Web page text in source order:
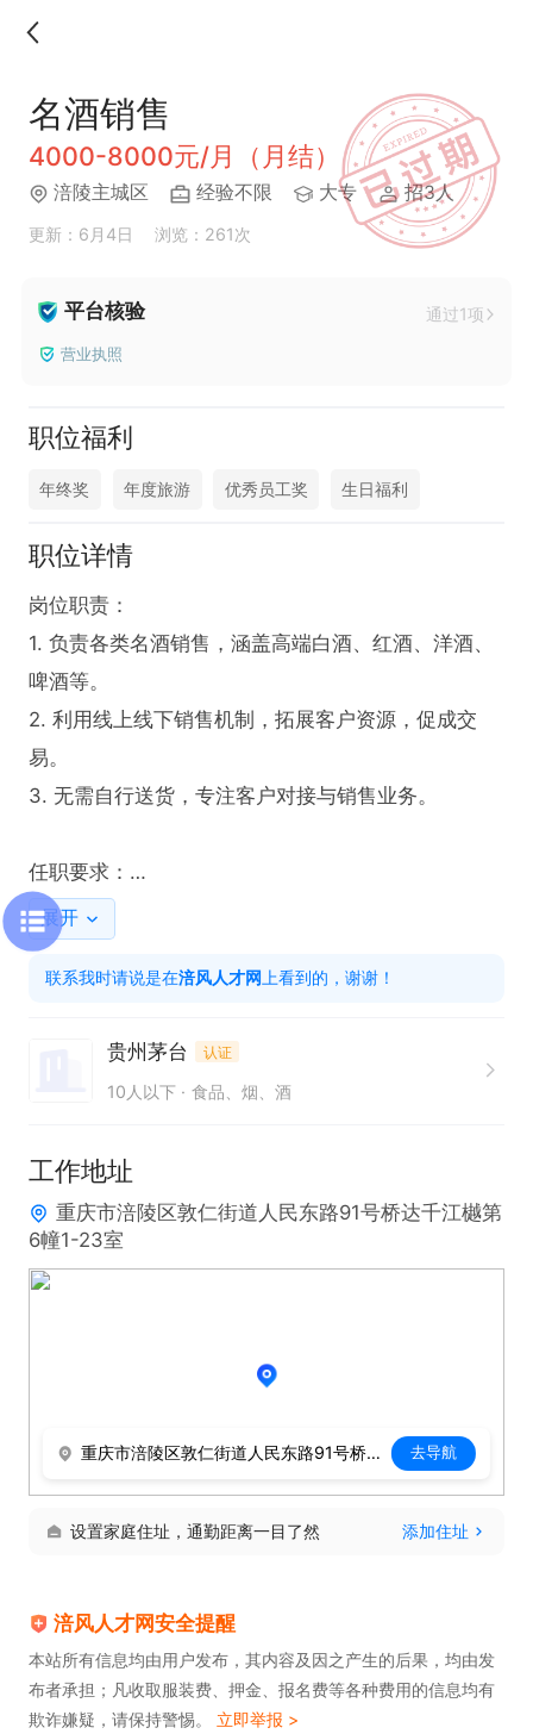
名酒销售
4000-8000元/月（月结）
涪陵主城区 经验不限 大专 招3人
更新：6月4日 浏览：261次
平台核验 通过1项
营业执照
职位福利
年终奖 年度旅游 优秀员工奖 生日福利
职位详情
岗位职责：
1. 负责各类名酒销售，涵盖高端白酒、红酒、洋酒、
啤酒等。
2. 利用线上线下销售机制，拓展客户资源，促成交
易。
3. 无需自行送货，专注客户对接与销售业务。
任职要求：
1. 需具备过硬销售资质，致力于名酒销售领域。
2. 能够自主安排工作时间，高效完成销售任务。
3. 对名酒行业有热情，熟悉产品知识者优先。
本岗位为兼职合作伙伴，工作时间自由，无需打卡。
凭借正规渠道，提供资质过硬的名酒产品，销售提成
日福利等。诚邀有志于名酒销售的伙伴加入，电话联
系即可开启合作之旅。在这里，你将拥有灵活的工作
模式，通过销售名酒收获优渥收入，同时享受丰富福
展开
联系我时请说是在涪风人才网 上看到的，谢谢！
贵州茅台 认证
10人以下 食品、烟、酒
工作地址
重庆市涪陵区敦仁街道人民东路91号桥达千江樾第
6幢1-23室
重庆市涪陵区敦仁街道人民东路91号桥达千江樾第6幢1-23室 去导航
设置家庭住址，通勤距离一目了然 添加住址
涪风人才网安全提醒
本站所有信息均由用户发布，其内容及因之产生的后果，均由发
布者承担；凡收取服装费、押金、报名费等各种费用的信息均有
欺诈嫌疑，请保持警惕。 立即举报 >